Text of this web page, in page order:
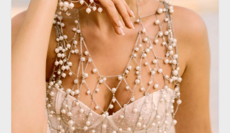
ТОЧКА ФОКУСА
Для смелой невесты: яркий
свадебный макияж